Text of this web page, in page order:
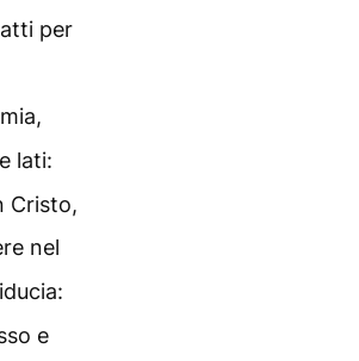
per
lati:
Cristo,
nel
e